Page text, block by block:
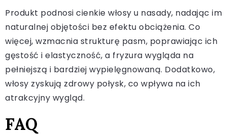
Produkt podnosi cienkie włosy u nasady, nadając im
naturalnej objętości bez efektu obciążenia. Co
więcej, wzmacnia strukturę pasm, poprawiając ich
gęstość i elastyczność, a fryzura wygląda na
pełniejszą i bardziej wypielęgnowaną. Dodatkowo,
włosy zyskują zdrowy połysk, co wpływa na ich
atrakcyjny wygląd.
FAQ